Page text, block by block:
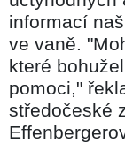
informací
ve vaně.
které
pomoci,"
středočeské